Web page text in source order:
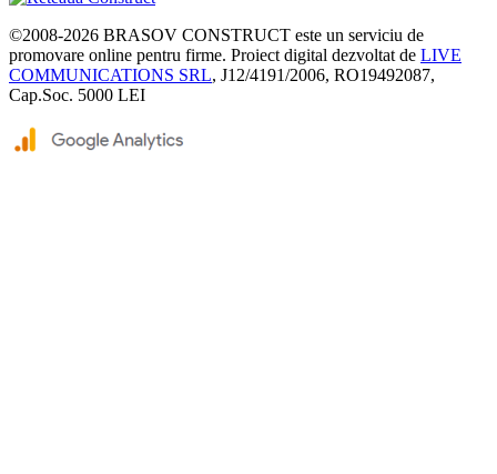
©2008-2026 BRASOV CONSTRUCT este un serviciu de
promovare online pentru firme. Proiect digital dezvoltat de LIVE
COMMUNICATIONS SRL, J12/4191/2006, RO19492087,
Cap.Soc. 5000 LEI